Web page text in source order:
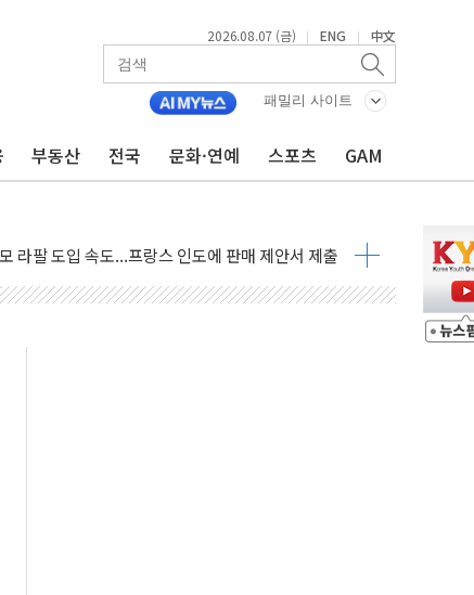
2026.08.07 (금) | ENG | 中文
패밀리 사이트
부동산 전국 문화·연예 스포츠 GAM
현산 참여…'공사비 인상 차단' 조건
수 필요…절반은 하수처리수로 공급한다
억 '흑자전환'
라팔 도입 속도...프랑스 인도에 판매 제안서 제출
대 신규 취급 중단
드닷 디자인 어워드 수상
대로 초청해 사과…"국가가 책임 다하겠다"
커스터디' 사업 맡는다
수 기초자산 원금지급형 ELB 공모